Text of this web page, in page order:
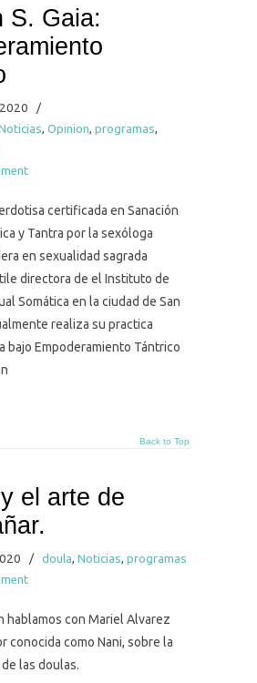
S. Gaia:
/
, Opinion, programas,
certificada en Sanación
y Tantra por la sexóloga
en sexualidad sagrada
directora de el Instituto de
Somática en la ciudad de San
realiza su practica
bajo Empoderamiento Tántrico
Back to Top
el arte de
/ doula, Noticias, programas
hablamos con Mariel Alvarez
conocida como Nani, sobre la
las doulas.